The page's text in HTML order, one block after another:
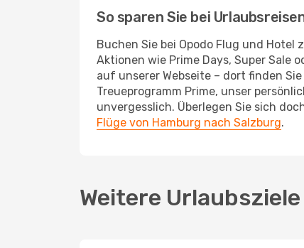
So sparen Sie bei
Buchen Sie bei Opodo Flug und
Aktionen wie Prime Days, Super Sale
auf unserer Webseite – dort finden
Treueprogramm Prime, unser
unvergesslich. Überlegen Sie sich
Flüge von Hamburg nach Salzburg.
Weitere